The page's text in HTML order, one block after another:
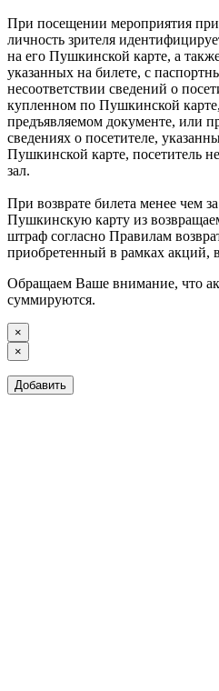
При посещении мероприятия при
личность зрителя
на его Пушкинской карте, а
указанных на билете, с
несоответствии сведений о
купленном по Пушкинской
предъявляемом документе, или
сведениях о посетителе,
Пушкинской карте, посетитель
зал.
При возврате билета менее чем
Пушкинскую карту из
штраф согласно Правилам
приобретенный в рамках акций,
Обращаем Ваше внимание, что
суммируются.
×
×
Добавить